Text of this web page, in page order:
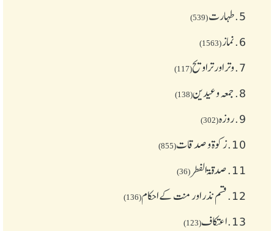
5. طهارت(539)
6. نماز(1563)
7. وتر اور تراویح(117)
8. جمعہ وعیدین(138)
9. روزہ(302)
10. زکوة و صدقات(855)
11. صدقۃ الفطر (36)
12. قسم نذر اور منت کے احکام(136)
13. اعتکاف(123)